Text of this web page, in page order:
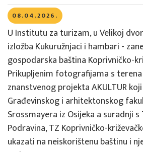
08.04.2026.
U Institutu za turizam, u Velikoj
izložba Kukuružnjaci i hambari -
gospodarska baština Koprivničko-
Prikupljenim fotografijama s
znanstvenog projekta AKULTUR
Građevinskog i arhitektonskog
Srossmayera iz Osijeka a suradnji s
Podravina, TZ Koprivničko-
ukazati na neiskorištenu baštinu i